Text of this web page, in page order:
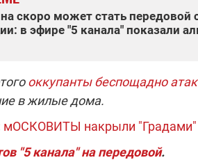
скоро может стать передовой
в эфире "5 канала" показали
оккупанты беспощадно
в жилые дома.
мОСКОВИТЫ накрыли "Градами"
"5 канала" на передовой.